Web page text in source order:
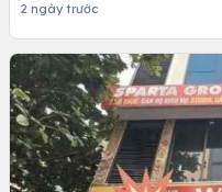
2 ngày trước